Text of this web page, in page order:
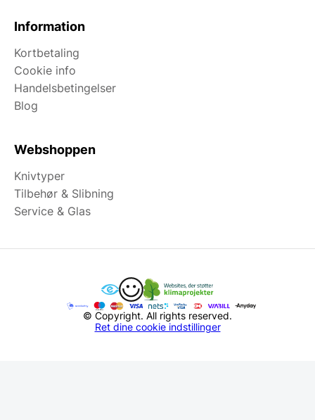
Information
Kortbetaling
Cookie info
Handelsbetingelser
Blog
Webshoppen
Knivtyper
Tilbehør & Slibning
Service & Glas
© Copyright. All rights reserved.
Ret dine cookie indstillinger